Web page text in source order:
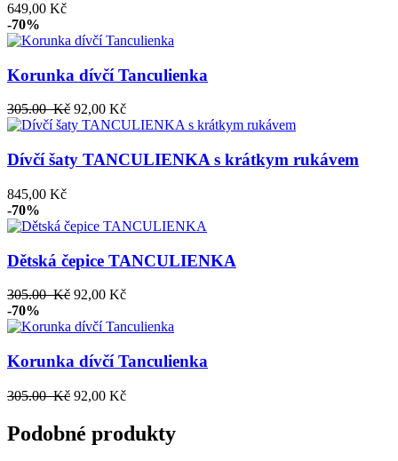
649,00 Kč
-70%
Korunka dívčí Tanculienka
305.00 Kč 92,00 Kč
Dívčí šaty TANCULIENKA s krátkym rukávem
845,00 Kč
-70%
Dětská čepice TANCULIENKA
305.00 Kč 92,00 Kč
-70%
Korunka dívčí Tanculienka
305.00 Kč 92,00 Kč
Podobné produkty